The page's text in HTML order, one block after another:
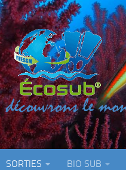
SORTIES BIO SUB